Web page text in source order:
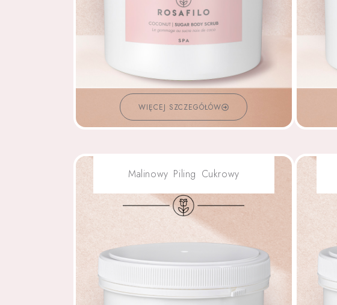
WIĘCEJ SZCZEGÓŁÓW
Malinowy Piling Cukrowy